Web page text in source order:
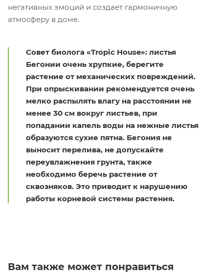
негативных эмоций и создает гармоничную
атмосферу в доме.
Совет биолога «Tropic House»: листья
Бегонии очень хрупкие, берегите
растение от механических повреждений.
При опрыскивании рекомендуется очень
мелко распылять влагу на расстоянии не
менее 30 см вокруг листьев, при
попадании капель воды на нежные листья
образуются сухие пятна. Бегония не
выносит перелива, не допускайте
переувлажнения грунта, также
необходимо беречь растение от
сквозняков. Это приводит к нарушению
работы корневой системы растения.
Вам также может понравиться